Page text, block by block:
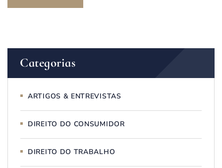
Categorias
ARTIGOS & ENTREVISTAS
DIREITO DO CONSUMIDOR
DIREITO DO TRABALHO